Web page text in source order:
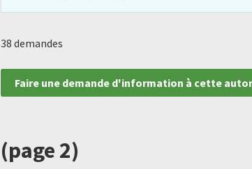
38 demandes
Faire une demande d'information à cette
(page 2)